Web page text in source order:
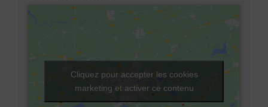
Cliquez pour accepter les cookies
marketing et activer ce contenu